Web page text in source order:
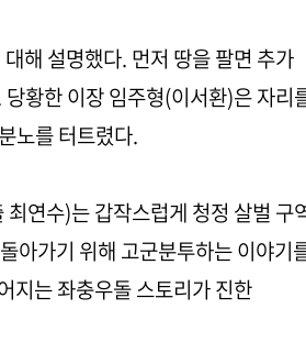
해 설명했다. 먼저 땅을 팔면 추가
황한 이장 임주형(이서환)은 자리
노를 터트렸다.
연수)는 갑작스럽게 청정 살벌 구
아가기 위해 고군분투하는 이야기
지는 좌충우돌 스토리가 진한